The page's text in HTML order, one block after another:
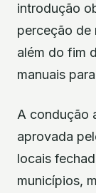
introdução
perceção de
além do fim
manuais
A condução
aprovada
locais
municípios,